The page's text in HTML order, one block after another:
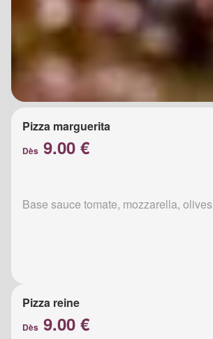
Pizza marguerita
Dès 9.00 €
Base sauce tomate, mozzarella, olives
Pizza reine
Dès 9.00 €